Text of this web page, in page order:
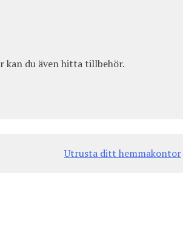
kan du även hitta tillbehör.
Utrusta ditt hemmakontor